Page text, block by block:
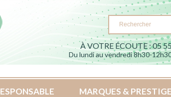
À VOTRE ÉCOUTE : 05
Du lundi au vendredi 8h30-
MARQUES & PRESTIGE